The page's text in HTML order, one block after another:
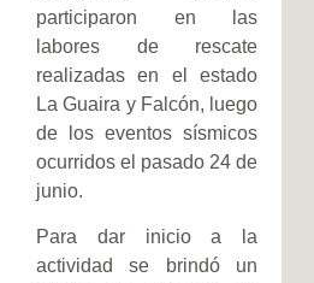
participaron en las
labores de rescate
realizadas en el estado
La Guaira y Falcón, luego
de los eventos sísmicos
ocurridos el pasado 24 de
junio.
Para dar inicio a la
actividad se brindó un